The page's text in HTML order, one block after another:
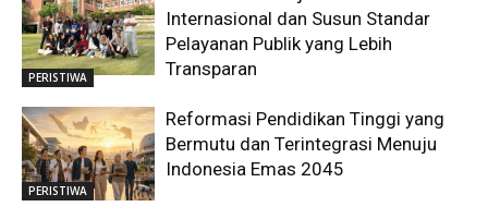
PERISTIWA
Internasional dan Susun Standar
Pelayanan Publik yang Lebih
Transparan
PERISTIWA
Reformasi Pendidikan Tinggi yang
Bermutu dan Terintegrasi Menuju
Indonesia Emas 2045